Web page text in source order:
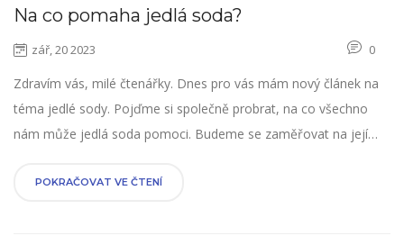
Na co pomaha jedlá soda?
zář, 20 2023 0
Zdravím vás, milé čtenářky. Dnes pro vás mám nový článek na
téma jedlé sody. Pojďme si společně probrat, na co všechno
nám může jedlá soda pomoci. Budeme se zaměřovat na její
všestranný pomocník. Těším se na naše další sdílení na tomto
POKRAČOVAT VE ČTENÍ